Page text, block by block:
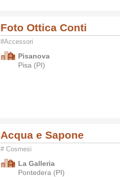
Foto Ottica Conti
#Accessori
Pisanova
Pisa (PI)
Acqua e Sapone
# Cosmesi
La Galleria
Pontedera (PI)